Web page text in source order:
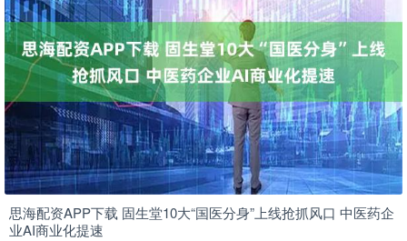
思海配资APP下载 固生堂10大“国医分身”上线抢抓风口 中医药企
业AI商业化提速